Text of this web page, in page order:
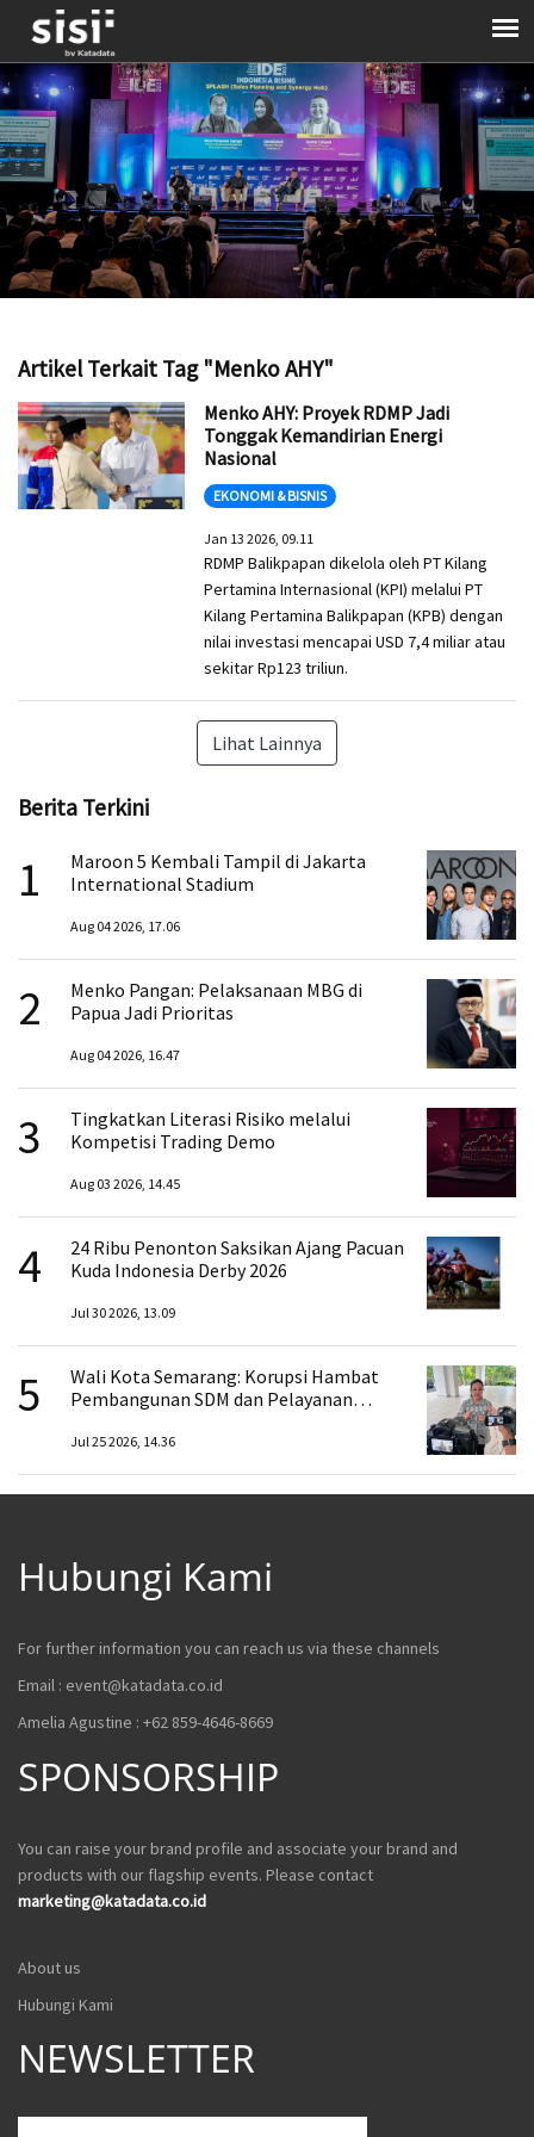
Artikel Terkait Tag "Menko AHY"
Menko AHY: Proyek RDMP Jadi
Tonggak Kemandirian Energi
Nasional
EKONOMI & BISNIS
Jan 13 2026, 09.11
RDMP Balikpapan dikelola oleh PT Kilang
Pertamina Internasional (KPI) melalui PT
Kilang Pertamina Balikpapan (KPB) dengan
nilai investasi mencapai USD 7,4 miliar atau
sekitar Rp123 triliun.
Lihat Lainnya
Berita Terkini
1
Maroon 5 Kembali Tampil di Jakarta
International Stadium
Aug 04 2026, 17.06
2
Menko Pangan: Pelaksanaan MBG di
Papua Jadi Prioritas
Aug 04 2026, 16.47
3
Tingkatkan Literasi Risiko melalui
Kompetisi Trading Demo
Aug 03 2026, 14.45
4
24 Ribu Penonton Saksikan Ajang Pacuan
Kuda Indonesia Derby 2026
Jul 30 2026, 13.09
5
Wali Kota Semarang: Korupsi Hambat
Pembangunan SDM dan Pelayanan
Jul 25 2026, 14.36
Hubungi Kami
For further information you can reach us via these channels
Email : event@katadata.co.id
Amelia Agustine : +62 859-4646-8669
SPONSORSHIP
You can raise your brand profile and associate your brand and
products with our flagship events. Please contact
marketing@katadata.co.id
About us
Hubungi Kami
NEWSLETTER